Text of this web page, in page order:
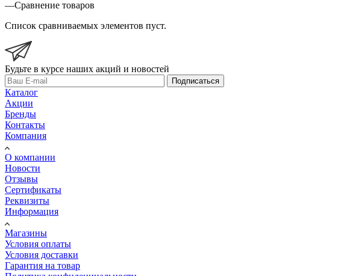
—Сравнение товаров
Список сравниваемых элементов пуст.
Будьте в курсе наших акций и новостей
Подписаться
Каталог
Акции
Бренды
Контакты
Компания
О компании
Новости
Отзывы
Сертификаты
Реквизиты
Информация
Магазины
Условия оплаты
Условия доставки
Гарантия на товар